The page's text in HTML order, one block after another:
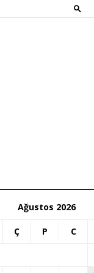
Ağustos 2026
Ç P C